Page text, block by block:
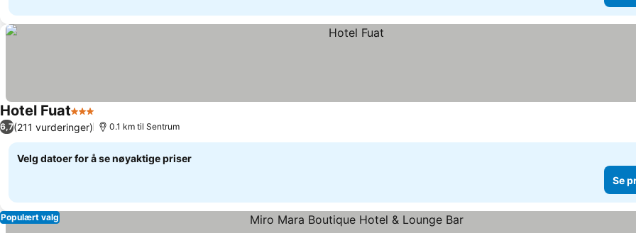
Hotel Fuat3 Stjerner
6,7(211 vurderinger) 0.1 km til Sentrum
Velg datoer for å se nøyaktige priser
Se
Populært valg